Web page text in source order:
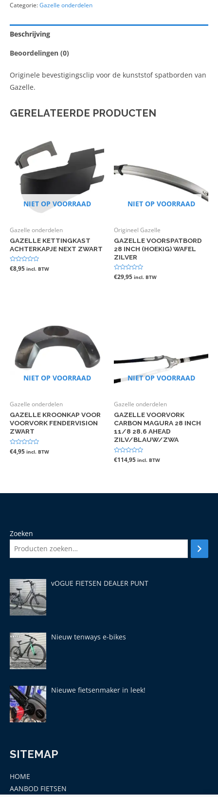
Categorie:Gazelle onderdelen
Beschrijving
Beoordelingen (0)
Originele bevestigingsclip voor de kunststof spatborden van
Gazelle.
GERELATEERDE PRODUCTEN
NIET OP VOORRAAD
Gazelle onderdelen
GAZELLE KETTINGKAST
ACHTERKAPJE NEXT ZWART
Gewaardeerd
0
€8,95 incl. BTW
NIET OP VOORRAAD
Origineel Gazelle
GAZELLE VOORSPATBORD
28 INCH (HOEKIG) WAFEL
ZILVER
Gewaardeerd
0
€29,95 incl. BTW
NIET OP VOORRAAD
Gazelle onderdelen
GAZELLE KROONKAP VOOR
VOORVORK FENDERVISION
ZWART
Gewaardeerd
0
€4,95 incl. BTW
NIET OP VOORRAAD
Gazelle onderdelen
GAZELLE VOORVORK
CARBON MAGURA 28 INCH
11/8 28.6 AHEAD
ZILV/BLAUW/ZWA
Gewaardeerd
0
€114,95 incl. BTW
Zoeken
vOGUE FIETSEN DEALER PUNT
Nieuw tenways e-bikes
Nieuwe fietsenmaker in leek!
SITEMAP
HOME
AANBOD FIETSEN